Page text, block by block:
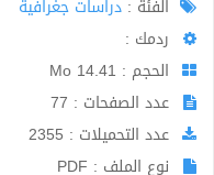
الفئة : دراسات جغرافية
ردمك :
الحجم : 14.41 Mo
عدد الصفحات : 77
عدد التحميلات : 2355
نوع الملف : PDF